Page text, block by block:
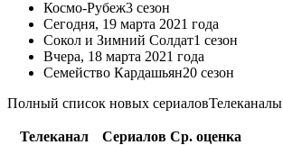
Космо-Рубеж3 сезон
Сегодня, 19 марта 2021 года
Сокол и Зимний Солдат1 сезон
Вчера, 18 марта 2021 года
Семейство Кардашьян20 сезон
Полный список новых сериаловТелеканалы
Телеканал Сериалов Ср. оценка